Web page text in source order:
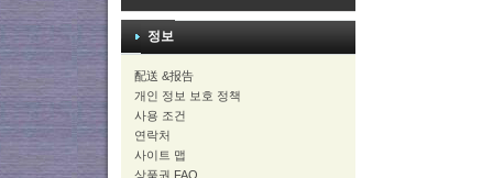
정보
配送 &报告
개인 정보 보호 정책
사용 조건
연락처
사이트 맵
상품권 FAQ